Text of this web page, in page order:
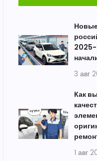
2025-
3 авг
Как
1 авг